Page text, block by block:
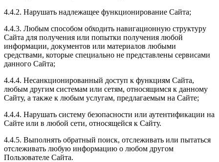
4.4.2. Нарушать надлежащее функционирование Сайта;
4.4.3. Любым способом обходить навигационную структуру
Сайта для получения или попытки получения любой
информации, документов или материалов любыми
средствами, которые специально не представлены сервисами
данного Сайта;
4.4.4. Несанкционированный доступ к функциям Сайта,
любым другим системам или сетям, относящимся к данному
Сайту, а также к любым услугам, предлагаемым на Сайте;
4.4.4. Нарушать систему безопасности или аутентификации на
Сайте или в любой сети, относящейся к Сайту.
4.4.5. Выполнять обратный поиск, отслеживать или пытаться
отслеживать любую информацию о любом другом
Пользователе Сайта.